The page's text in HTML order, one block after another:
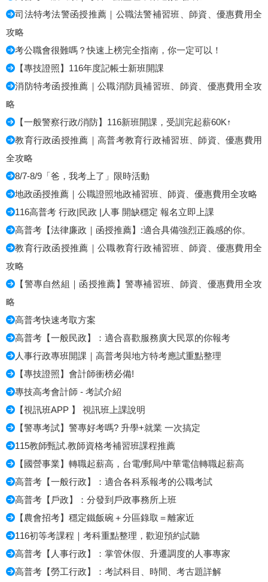
司法特考法警函授推薦｜公職法警補習班、師資、優惠費用全
攻略
考公職會很難嗎？快速上榜完全指南，你一定可以！
【專技證照】116年度記帳士新班開課
消防特考函授推薦｜公職消防員補習班、師資、優惠費用全攻
略
【一般警察行政/消防】116新班開課，受訓完起薪60K↑
教育行政函授推薦｜高普考教育行政補習班、師資、優惠費用
全攻略
8/7-8/9「爸，我考上了」限時活動
地政函授推薦｜公職證照地政補習班、師資、優惠費用全攻略
116高普考 行政|民政 |人事 開缺穩定 報名立即上課
高普考【法律廉政｜函授推薦】:適合具備強烈正義感的你。
教育行政函授推薦｜公職教育行政補習班、師資、優惠費用全
攻略
【警專自然組｜函授推薦】警專補習班、師資、優惠費用全攻
略
高普考快速考取方案
高普考【一般民政】：適合喜歡服務廣大民眾的你報考
人事行政專班開課｜高普考與地方特考應試重點整理
【專技證照】會計師衝榜必備!
專技高考會計師 - 考試介紹
【視訊班APP 】 視訊班上課說明
【警專考試】警專好考嗎? 升學+就業 一次搞定
115教師甄試.教師資格考補習班課程推薦
【國營事業】轉職起薪高，台電/郵局/中華電信轉職起薪高
高普考【一般行政】：適合各科系報考的公職考試
高普考【戶政】：分發到戶政事務所上班
【農會招考】穩定鐵飯碗＋分區錄取＝離家近
116初等考課程｜考科重點整理，歡迎預約試聽
高普考【人事行政】：掌管休假、升遷調度的人事專家
高普考【勞工行政】：考試科目、時間、考古題詳解